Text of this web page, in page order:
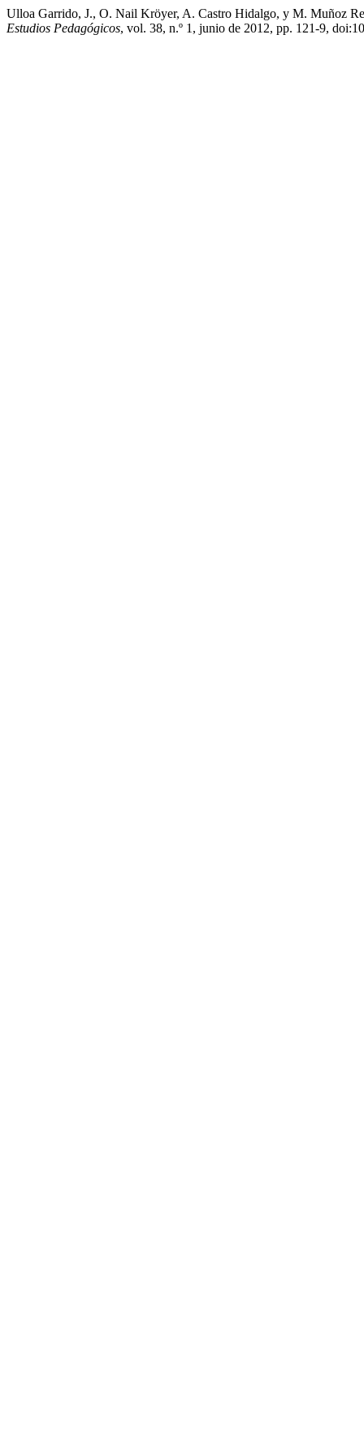
Ulloa Garrido, J., O. Nail Kröyer, A. Castro Hidalgo, y M. Muñoz
Estudios Pedagógicos, vol. 38, n.º 1, junio de 2012, pp. 121-9,